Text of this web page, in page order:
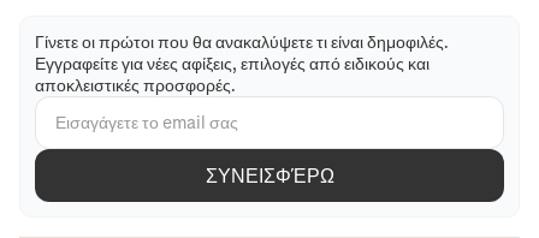
Γίνετε οι πρώτοι που θα ανακαλύψετε τι είναι δημοφιλές.
Εγγραφείτε για νέες αφίξεις, επιλογές από ειδικούς και
αποκλειστικές προσφορές.
ΣΥΝΕΙΣΦΈΡΩ